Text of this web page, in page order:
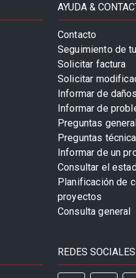
AYUDA &
Contacto
Seguimiento de
Solicitar factura
Solicitar
Informar de
Informar de
Preguntas
Preguntas
Informar de un
Consultar el
Planificación de
proyectos
Consulta general
REDES SOCIALES